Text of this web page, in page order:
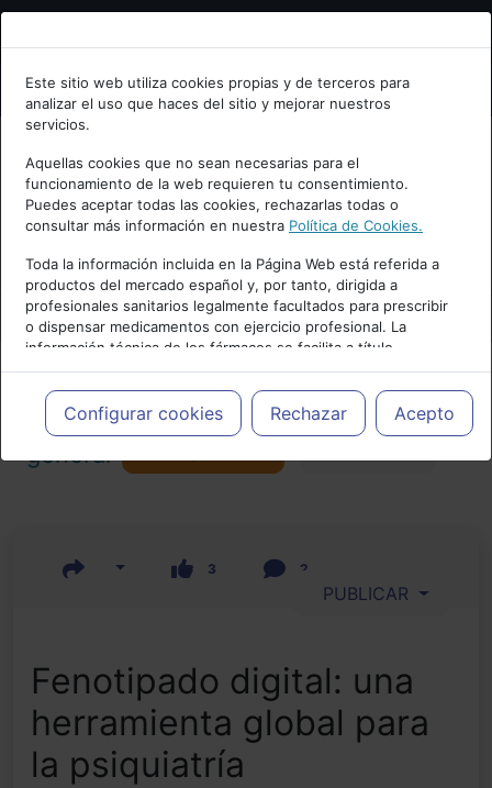
Bienvenid@ a psiquiatria.com
Escribe tu Email
Accede o regístrate con tu email.
Cancelar
Este sitio web utiliza cookies propias y de terceros para
analizar el uso que haces del sitio y mejorar nuestros
servicios.
Aquellas cookies que no sean necesarias para el
funcionamiento de la web requieren tu consentimiento.
Puedes aceptar todas las cookies, rechazarlas todas o
consultar más información en nuestra Política de Cookies.
Toda la información incluida en la Página Web está referida a
productos del mercado español y, por tanto, dirigida a
profesionales sanitarios legalmente facultados para prescribir
o dispensar medicamentos con ejercicio profesional. La
información técnica de los fármacos se facilita a título
meramente informativo, siendo responsabilidad de los
profesionales facultados prescribir medicamentos y decidir, en
cada caso concreto, el tratamiento más adecuado a las
necesidades del paciente.
Configurar cookies Rechazar Acepto
Actualidad y Artículos|Psiquiatría
general
3 2
PUBLICAR
Fenotipado digital: una
herramienta global para
la psiquiatría